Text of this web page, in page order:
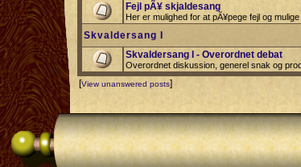
Fejl pÃ¥ skjaldesang
Her er mulighed for at pÃ¥pege fejl og
Skvaldersang I
Skvaldersang I - Overordnet debat
Overordnet diskussion, generel snak og
[View unanswered posts]